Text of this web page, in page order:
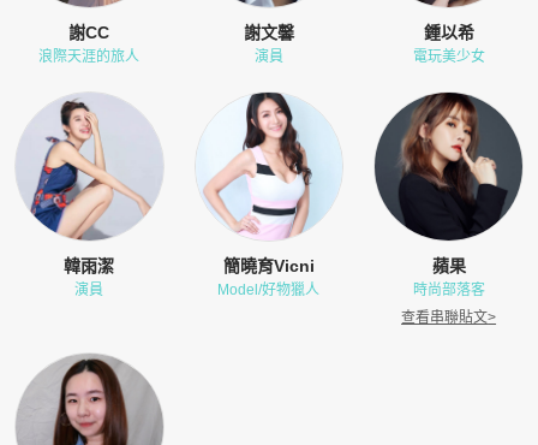
謝CC
浪際天涯的旅人
謝文馨
演員
鍾以希
電玩美少女
韓雨潔
演員
簡曉育Vicni
Model/好物獵人
蘋果
時尚部落客
查看串聯貼文>